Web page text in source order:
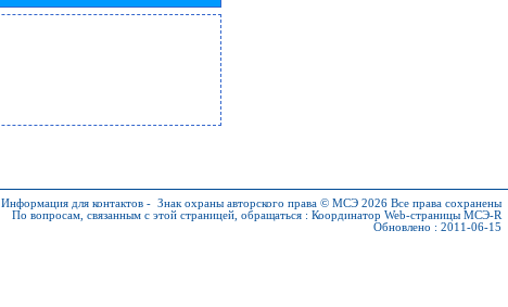
Информация для контактов - Знак охраны авторского права © МСЭ 2026 Все права сохранены
По вопросам, связанным с этой страницей, обращаться : Координатор Web-страницы МСЭ-R
Обновлено : 2011-06-15